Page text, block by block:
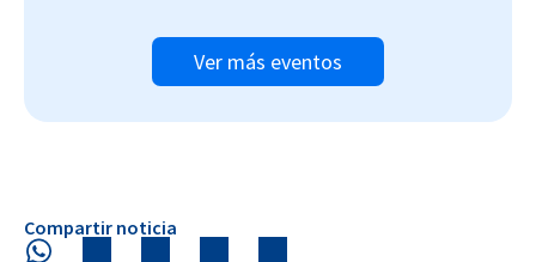
Ver más eventos
Compartir noticia